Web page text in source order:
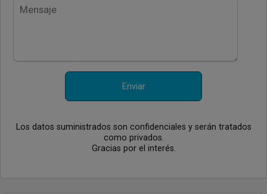
Enviar
Los datos suministrados son confidenciales y serán tratados
como privados.
Gracias por el interés.